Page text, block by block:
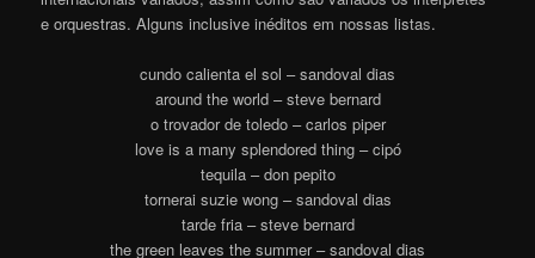
e orquestras. Alguns inclusive inéditos em nossas listas.
cundo calienta el sol – sandoval dias
around the world – steve bernard
o trovador de toledo – carlos piper
love is a many splendored thing – cipó
tequila – don pepito
tornerai suzie wong – sandoval dias
tarde fria – steve bernard
the green leaves the summer – sandoval dias